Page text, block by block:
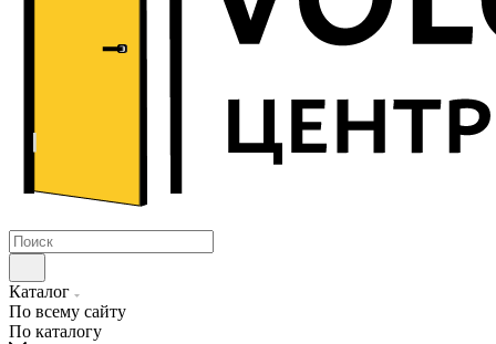
Каталог
По всему сайту
По каталогу